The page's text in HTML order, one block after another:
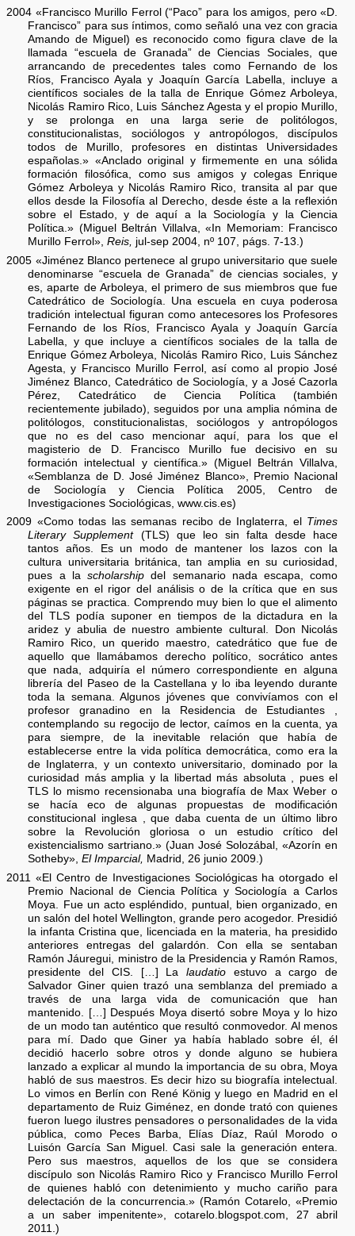
2004 «Francisco Murillo Ferrol (“Paco” para los amigos, pero «D.
Francisco” para sus íntimos, como señaló una vez con gracia
Amando de Miguel) es reconocido como figura clave de la
llamada “escuela de Granada” de Ciencias Sociales, que
arrancando de precedentes tales como Fernando de los
Ríos, Francisco Ayala y Joaquín García Labella, incluye a
científicos sociales de la talla de Enrique Gómez Arboleya,
Nicolás Ramiro Rico, Luis Sánchez Agesta y el propio Murillo,
y se prolonga en una larga serie de politólogos,
constitucionalistas, sociólogos y antropólogos, discípulos
todos de Murillo, profesores en distintas Universidades
españolas.» «Anclado original y firmemente en una sólida
formación filosófica, como sus amigos y colegas Enrique
Gómez Arboleya y Nicolás Ramiro Rico, transita al par que
ellos desde la Filosofía al Derecho, desde éste a la reflexión
sobre el Estado, y de aquí a la Sociología y la Ciencia
Política.» (Miguel Beltrán Villalva, «In Memoriam: Francisco
Murillo Ferrol»,Reis, jul-sep 2004, nº 107, págs. 7-13.)
2005 «Jiménez Blanco pertenece al grupo universitario que suele
denominarse “escuela de Granada” de ciencias sociales, y
es, aparte de Arboleya, el primero de sus miembros que fue
Catedrático de Sociología. Una escuela en cuya poderosa
tradición intelectual figuran como antecesores los Profesores
Fernando de los Ríos, Francisco Ayala y Joaquín García
Labella, y que incluye a científicos sociales de la talla de
Enrique Gómez Arboleya, Nicolás Ramiro Rico, Luis Sánchez
Agesta, y Francisco Murillo Ferrol, así como al propio José
Jiménez Blanco, Catedrático de Sociología, y a José Cazorla
Pérez, Catedrático de Ciencia Política (también
recientemente jubilado), seguidos por una amplia nómina de
politólogos, constitucionalistas, sociólogos y antropólogos
que no es del caso mencionar aquí, para los que el
magisterio de D. Francisco Murillo fue decisivo en su
formación intelectual y científica.» (Miguel Beltrán Villalva,
«Semblanza de D. José Jiménez Blanco», Premio Nacional
de Sociología y Ciencia Política 2005, Centro de
Investigaciones Sociológicas, www.cis.es)
2009 «Como todas las semanas recibo de Inglaterra, el Times
Literary Supplement(TLS) que leo sin falta desde hace
tantos años. Es un modo de mantener los lazos con la
cultura universitaria británica, tan amplia en su curiosidad,
pues a lascholarship del semanario nada escapa, como
exigente en el rigor del análisis o de la crítica que en sus
páginas se practica. Comprendo muy bien lo que el alimento
del TLS podía suponer en tiempos de la dictadura en la
aridez y abulia de nuestro ambiente cultural. Don Nicolás
Ramiro Rico, un querido maestro, catedrático que fue de
aquello que llamábamos derecho político, socrático antes
que nada, adquiría el número correspondiente en alguna
librería del Paseo de la Castellana y lo iba leyendo durante
toda la semana. Algunos jóvenes que convivíamos con el
profesor granadino en la Residencia de Estudiantes ,
contemplando su regocijo de lector, caímos en la cuenta, ya
para siempre, de la inevitable relación que había de
establecerse entre la vida política democrática, como era la
de Inglaterra, y un contexto universitario, dominado por la
curiosidad más amplia y la libertad más absoluta , pues el
TLS lo mismo recensionaba una biografía de Max Weber o
se hacía eco de algunas propuestas de modificación
constitucional inglesa , que daba cuenta de un último libro
sobre la Revolución gloriosa o un estudio crítico del
existencialismo sartriano.» (Juan José Solozábal, «Azorín en
Sotheby»,El Imparcial, Madrid, 26 junio 2009.)
2011 «El Centro de Investigaciones Sociológicas ha otorgado el
Premio Nacional de Ciencia Política y Sociología a Carlos
Moya. Fue un acto espléndido, puntual, bien organizado, en
un salón del hotel Wellington, grande pero acogedor. Presidió
la infanta Cristina que, licenciada en la materia, ha presidido
anteriores entregas del galardón. Con ella se sentaban
Ramón Jáuregui, ministro de la Presidencia y Ramón Ramos,
presidente del CIS. […] Lalaudatio estuvo a cargo de
Salvador Giner quien trazó una semblanza del premiado a
través de una larga vida de comunicación que han
mantenido. […] Después Moya disertó sobre Moya y lo hizo
de un modo tan auténtico que resultó conmovedor. Al menos
para mí. Dado que Giner ya había hablado sobre él, él
decidió hacerlo sobre otros y donde alguno se hubiera
lanzado a explicar al mundo la importancia de su obra, Moya
habló de sus maestros. Es decir hizo su biografía intelectual.
Lo vimos en Berlín con René König y luego en Madrid en el
departamento de Ruiz Giménez, en donde trató con quienes
fueron luego ilustres pensadores o personalidades de la vida
pública, como Peces Barba, Elías Díaz, Raúl Morodo o
Luisón García San Miguel. Casi sale la generación entera.
Pero sus maestros, aquellos de los que se considera
discípulo son Nicolás Ramiro Rico y Francisco Murillo Ferrol
de quienes habló con detenimiento y mucho cariño para
delectación de la concurrencia.» (Ramón Cotarelo, «Premio
a un saber impenitente», cotarelo.blogspot.com, 27 abril
2011.)